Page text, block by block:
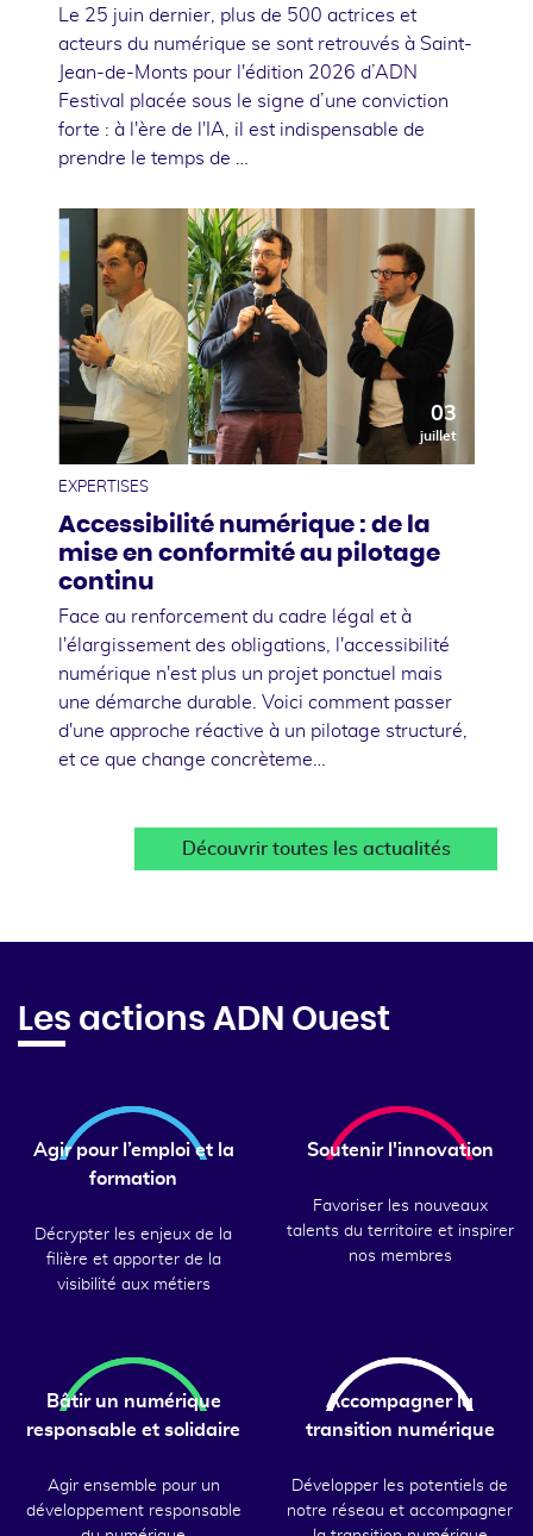
Le 25 juin dernier, plus de 500 actrices et
acteurs du numérique se sont retrouvés à Saint-
Jean-de-Monts pour l'édition 2026 d’ADN
Festival placée sous le signe d’une conviction
forte : à l'ère de l'IA, il est indispensable de
prendre le temps de …
03
juillet
EXPERTISES
Accessibilité numérique : de la
mise en conformité au pilotage
continu
Face au renforcement du cadre légal et à
l'élargissement des obligations, l'accessibilité
numérique n'est plus un projet ponctuel mais
une démarche durable. Voici comment passer
d'une approche réactive à un pilotage structuré,
et ce que change concrèteme…
Découvrir toutes les actualités
Les actions ADN Ouest
Agir pour l’emploi et la
formation
Décrypter les enjeux de la
filière et apporter de la
visibilité aux métiers
Soutenir l'innovation
Favoriser les nouveaux
talents du territoire et inspirer
nos membres
Bâtir un numérique
responsable et solidaire
Agir ensemble pour un
développement responsable
Accompagner la
transition numérique
Développer les potentiels de
notre réseau et accompagner